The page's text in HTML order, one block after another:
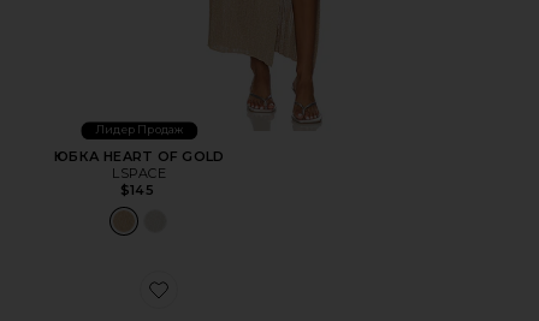
Лидер Продаж
ЮБКА HEART OF GOLD
LSPACE
$145
Favorite ТРЕККИНГОВЫЕ КРОССОВКИ XT-6